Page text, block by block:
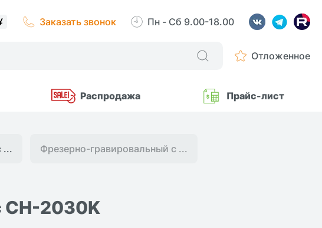
Заказать звонок Пн - Сб 9.00-18.00
Отложенное
Распродажа Прайс-лист
... Фрезерно-гравировальный с ...
CH-2030K